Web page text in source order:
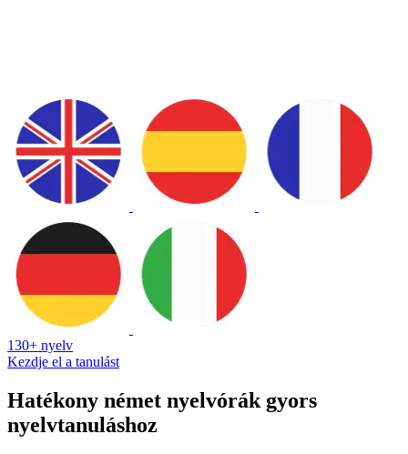
130+ nyelv
Kezdje el a tanulást
Hatékony német nyelvórák gyors
nyelvtanuláshoz